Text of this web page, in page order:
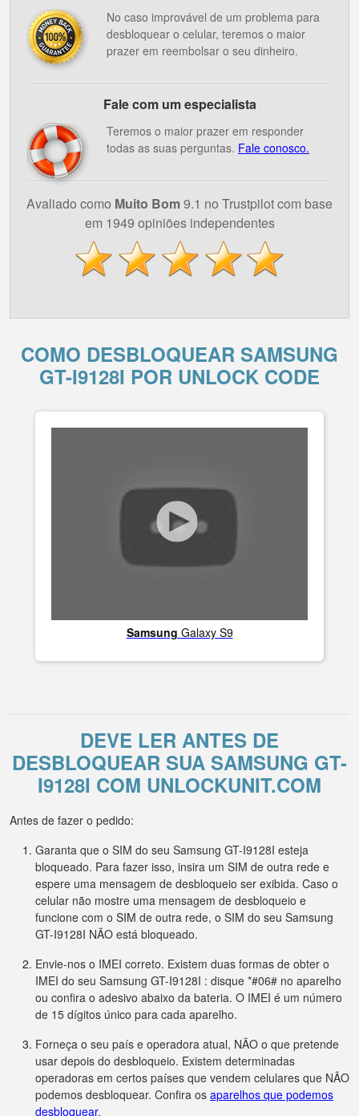
No caso improvável de um problema para
desbloquear o celular, teremos o maior
prazer em reembolsar o seu dinheiro.
Fale com um especialista
Teremos o maior prazer em responder
todas as suas perguntas. Fale conosco.
Avaliado como Muito Bom9.1 no Trustpilot com base
em 1949 opiniões independentes
COMO DESBLOQUEAR SAMSUNG
GT-I9128I POR UNLOCK CODE
Samsung Galaxy S9
DEVE LER ANTES DE
DESBLOQUEAR SUA SAMSUNG GT-
I9128I COM UNLOCKUNIT.COM
Antes de fazer o pedido:
Garanta que o SIM do seu Samsung GT-I9128I esteja
bloqueado. Para fazer isso, insira um SIM de outra rede e
espere uma mensagem de desbloqueio ser exibida. Caso o
celular não mostre uma mensagem de desbloqueio e
funcione com o SIM de outra rede, o SIM do seu Samsung
GT-I9128I NÃO está bloqueado.
Envie-nos o IMEI correto. Existem duas formas de obter o
IMEI do seu Samsung GT-I9128I : disque *#06# no aparelho
ou confira o adesivo abaixo da bateria. O IMEI é um número
de 15 dígitos único para cada aparelho.
Forneça o seu país e operadora atual, NÃO o que pretende
usar depois do desbloqueio. Existem determinadas
operadoras em certos países que vendem celulares que NÃO
podemos desbloquear. Confira os aparelhos que podemos
desbloquear.